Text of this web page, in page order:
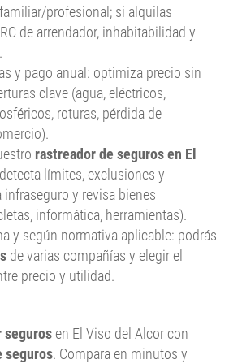
profesional; si alquilas
de arrendador, inhabitabilidad y
y pago anual: optimiza precio sin
clave (agua, eléctricos,
roturas, pérdida de
rastreador de seguros en El
límites, exclusiones y
y revisa bienes
informática, herramientas).
y según normativa aplicable: podrás
de varias compañías y elegir el
precio y utilidad.
seguros en El Viso del Alcor con
seguros. Compara en minutos y